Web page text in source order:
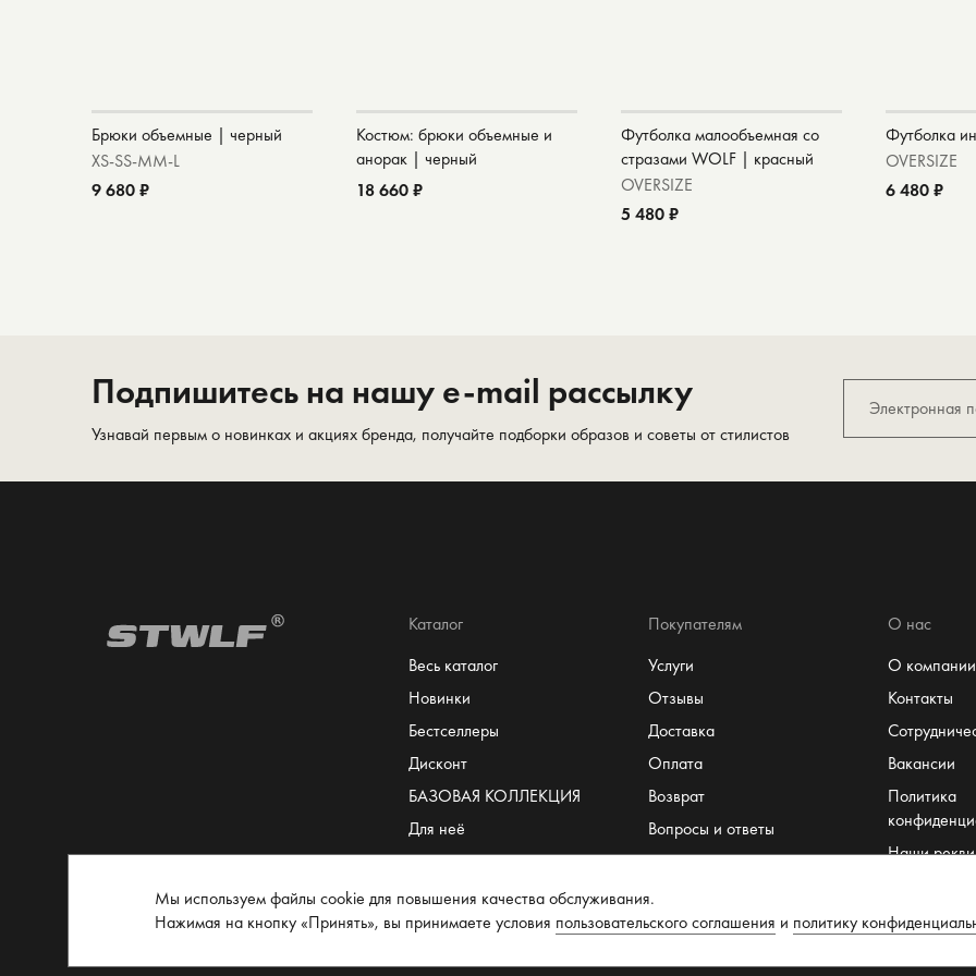
Брюки объемные | черный
XS-SS-MM-L
9 680 ₽
Костюм: брюки объемные и
анорак | черный
18 660 ₽
Футболка малообъемная со
стразами WOLF | красный
OVERSIZE
5 480 ₽
Футболка
OVERSIZE
6 480 ₽
Подпишитесь на нашу e-mail рассылку
Узнавай первым о новинках и акциях бренда, получайте подборки образов и советы от стилистов
Каталог
Весь каталог
Новинки
Бестселлеры
Дисконт
БАЗОВАЯ КОЛЛЕКЦИЯ
Для неё
Для него
Сертификат
Покупателям
Услуги
Отзывы
Доставка
Оплата
Возврат
Вопросы и ответы
Система лояльности
Размеры
Рекомендации по уходу
О нас
О компании
Контакты
Вакансии
Политика
Наши
Мы используем файлы cookie для повышения качества обслуживания.
Нажимая на кнопку «Принять», вы принимаете условия пользовательского соглашения и политику